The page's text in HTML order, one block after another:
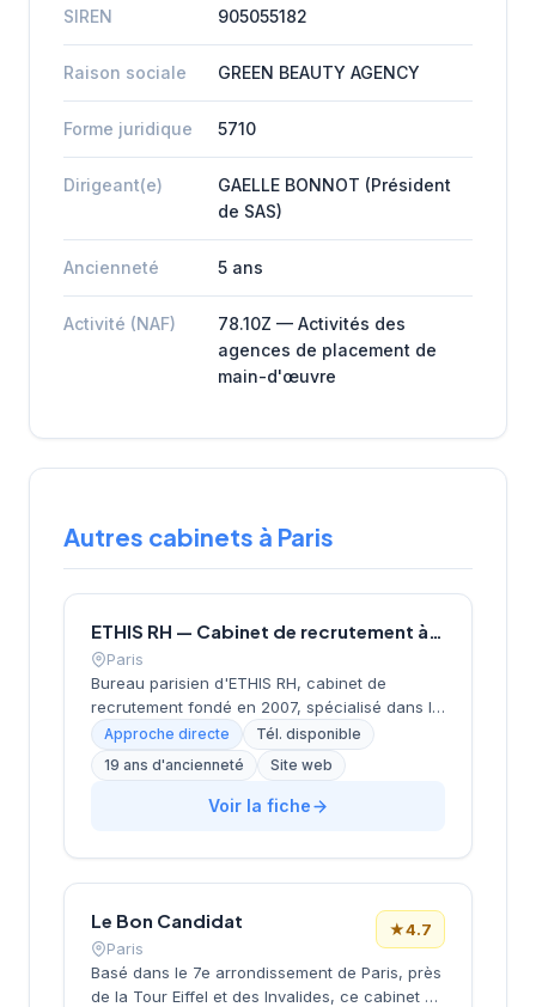
SIREN 905055182
Raison sociale GREEN BEAUTY AGENCY
Forme juridique 5710
Dirigeant(e)
GAELLE BONNOT (Président
de SAS)
Ancienneté 5 ans
Activité (NAF)
78.10Z — Activités des
agences de placement de
main-d'œuvre
Autres cabinets à Paris
ETHIS RH — Cabinet de recrutement à Paris
Paris
Bureau parisien d'ETHIS RH, cabinet de
recrutement fondé en 2007, spécialisé dans le
conseil en ressources humaines, le
recrutement de cadres et dirigeants, le
coaching et l'outplacement. Situé au 16 rue de
Monceau dans le 8e arrondissement de Paris,
Approche directe
Tél. disponible
19 ans d'ancienneté
Site web
Voir la fiche
Le Bon Candidat
Paris
★4.7
Basé dans le 7e arrondissement de Paris, près
de la Tour Eiffel et des Invalides, ce cabinet de